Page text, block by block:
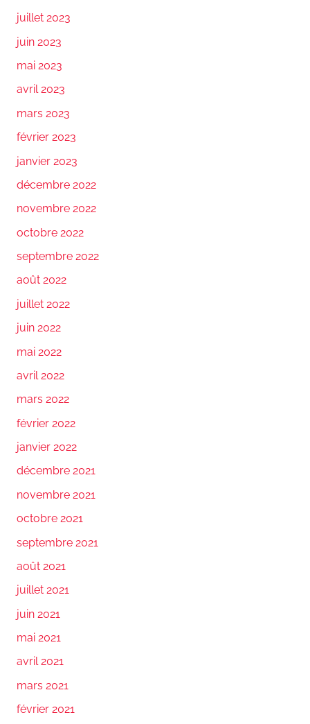
juillet 2023
juin 2023
mai 2023
avril 2023
mars 2023
février 2023
janvier 2023
décembre 2022
novembre 2022
octobre 2022
septembre 2022
août 2022
juillet 2022
juin 2022
mai 2022
avril 2022
mars 2022
février 2022
janvier 2022
décembre 2021
novembre 2021
octobre 2021
septembre 2021
août 2021
juillet 2021
juin 2021
mai 2021
avril 2021
mars 2021
février 2021